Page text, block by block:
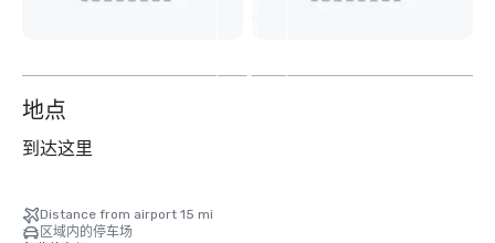
3
地点
到达这里
Distance from airport 15 mi
区域内的停车场